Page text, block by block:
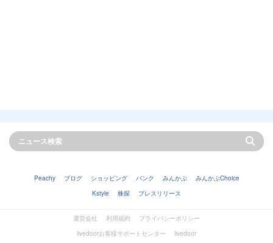
Peachy ブログ ショッピング バンク みんかぶ
みんかぶChoice
Kstyle
株探 プレスリリース
運営会社 利用規約
プライバシーポリシー
livedoorお客様サポートセンター
livedoor